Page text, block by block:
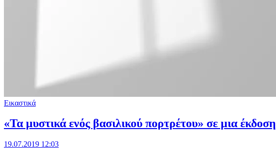
Εικαστικά
«Τα μυστικά ενός βασιλικού πορτρέτου» σε μια έκδοση
19.07.2019 12:03